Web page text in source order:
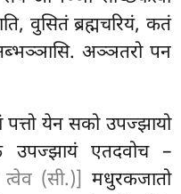
वुसितं ब्रह्मचरियं, कतं
अञ्ञतरो पन
येन सको उपज्झायो
उपज्झायं एतदवोच –
(सी.)] मधुरकजातो